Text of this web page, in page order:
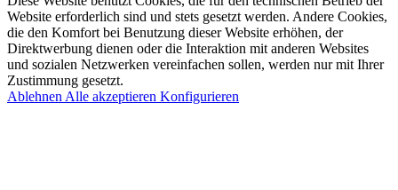
Website erforderlich sind und stets gesetzt werden. Andere Cookies,
die den Komfort bei Benutzung dieser Website erhöhen, der
Direktwerbung dienen oder die Interaktion mit anderen Websites
und sozialen Netzwerken vereinfachen sollen, werden nur mit Ihrer
Zustimmung gesetzt.
Ablehnen Alle akzeptieren Konfigurieren